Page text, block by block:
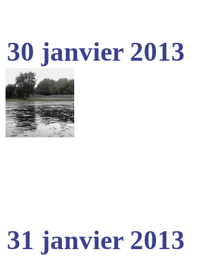
30 janvier 2013
31 janvier 2013